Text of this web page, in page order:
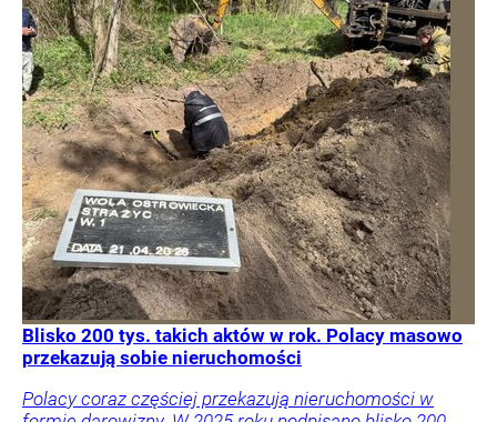
Blisko 200 tys. takich aktów w rok. Polacy masowo
przekazują sobie nieruchomości
Polacy coraz częściej przekazują nieruchomości w